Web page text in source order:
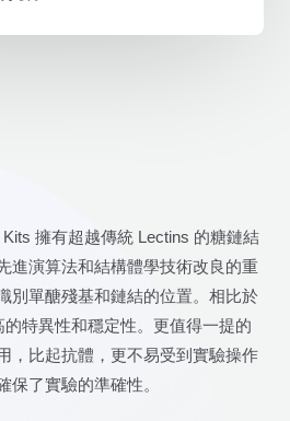
Kits 擁有超越傳統 Lectins 的糖鏈結
進演算法和結構體學技術改良的重
別單醣殘基和鏈結的位置。相比於
的特異性和穩定性。更值得一提的
，比起抗體，更不易受到實驗操作
保了實驗的準確性。